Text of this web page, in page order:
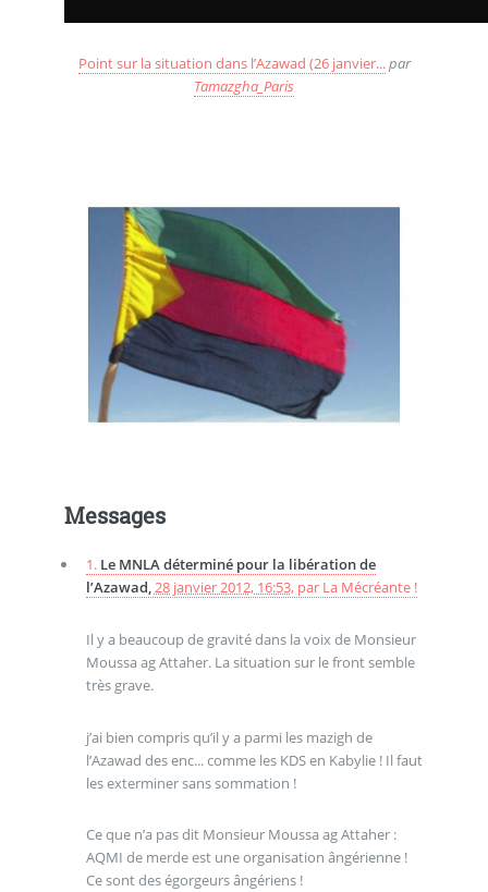
Point sur la situation dans l’Azawad (26 janvier...par
Tamazgha_Paris
Messages
1. Le MNLA déterminé pour la libération de
l’Azawad,28 janvier 2012, 16:53, par La Mécréante !
Il y a beaucoup de gravité dans la voix de Monsieur
Moussa ag Attaher. La situation sur le front semble
très grave.
j’ai bien compris qu’il y a parmi les mazigh de
l’Azawad des enc... comme les KDS en Kabylie ! Il faut
les exterminer sans sommation !
Ce que n’a pas dit Monsieur Moussa ag Attaher :
AQMI de merde est une organisation ângérienne !
Ce sont des égorgeurs ângériens !